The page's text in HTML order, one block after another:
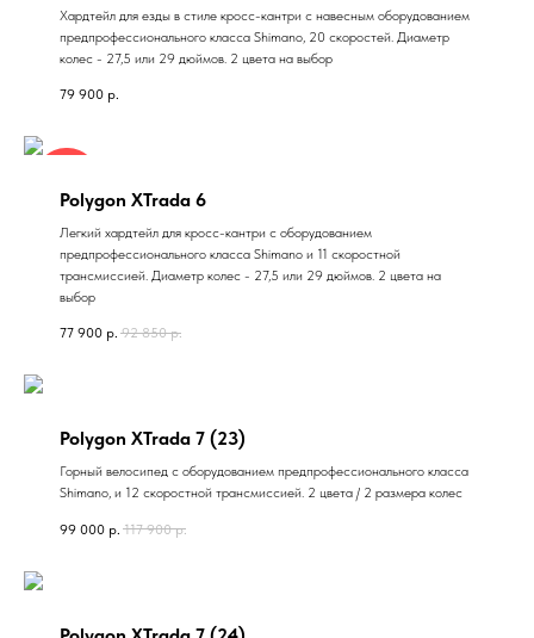
Хардтейл для езды в стиле кросс-кантри с навесным оборудованием
предпрофессионального класса Shimano, 20 скоростей. Диаметр
колес - 27,5 или 29 дюймов. 2 цвета на выбор
79 900 р.
Polygon XTrada 6
Легкий хардтейл для кросс-кантри с оборудованием
предпрофессионального класса Shimano и 11 скоростной
трансмиссией. Диаметр колес - 27,5 или 29 дюймов. 2 цвета на
выбор
77 900 р. 92 850 р.
Polygon XTrada 7 (23)
Горный велосипед с оборудованием предпрофессионального класса
Shimano, и 12 скоростной трансмиссией. 2 цвета / 2 размера колес
99 000 р. 117 900 р.